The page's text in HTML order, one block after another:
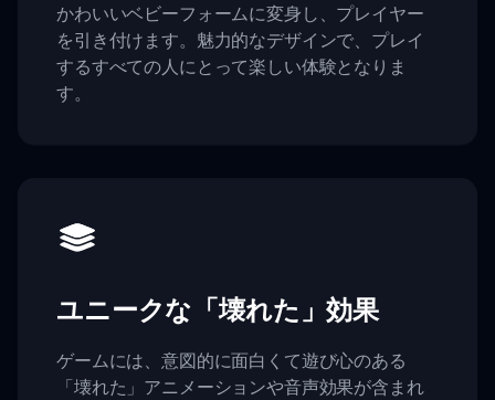
かわいいベビーフォームに変身し、プレイヤー
を引き付けます。魅力的なデザインで、プレイ
するすべての人にとって楽しい体験となりま
す。
ユニークな「壊れた」効果
ゲームには、意図的に面白くて遊び心のある
「壊れた」アニメーションや音声効果が含まれ